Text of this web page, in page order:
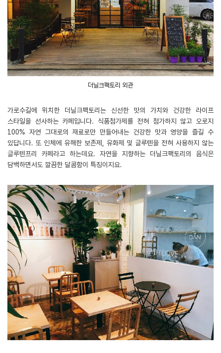
더닐크팩토리 외관
가로수길에 위치한 더닐크팩토리는 신선한 맛의 가치와 건강한 라이프
스타일을 선사하는 카페입니다. 식품첨가제를 전혀 첨가하지 않고 오로지
100% 자연 그대로의 재료로만 만들어내는 건강한 맛과 영양을 즐길 수
있답니다. 또 인체에 유해한 보존제, 유화제 및 글루텐을 전혀 사용하지 않는
글루텐프리 카페라고 하는데요. 자연을 지향하는 더닐크팩토리의 음식은
담백하면서도 깔끔한 달콤함이 특징이지요.